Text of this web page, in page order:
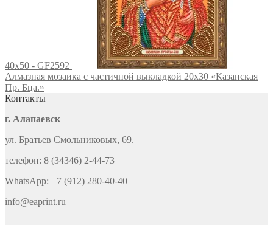
40x50 - GF2592
Алмазная мозаика с частичной выкладкой 20х30 «Казанская
Пр. Бца.»
Контакты
г. Алапаевск
ул. Братьев Смольниковых, 69.
телефон: 8 (34346) 2-44-73
WhatsApp: +7 (912) 280-40-40
info@eaprint.ru